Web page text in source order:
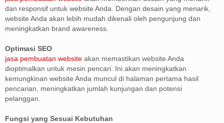
dan responsif untuk website Anda. Dengan desain yang menarik,
website Anda akan lebih mudah dikenali oleh pengunjung dan
meningkatkan brand awareness.
Optimasi SEO
jasa pembuatan website akan memastikan website Anda
dioptimalkan untuk mesin pencari. Ini akan meningkatkan
kemungkinan website Anda muncul di halaman pertama hasil
pencarian, meningkatkan jumlah kunjungan dan potensi
pelanggan.
Fungsi yang Sesuai Kebutuhan